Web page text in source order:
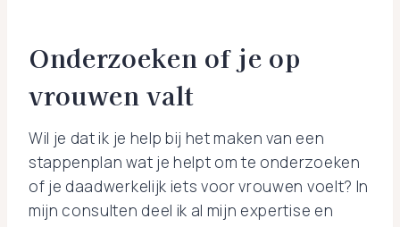
Onderzoeken of je op
vrouwen valt
Wil je dat ik je help bij het maken van een
stappenplan wat je helpt om te onderzoeken
of je daadwerkelijk iets voor vrouwen voelt? In
mijn consulten deel ik al mijn expertise en